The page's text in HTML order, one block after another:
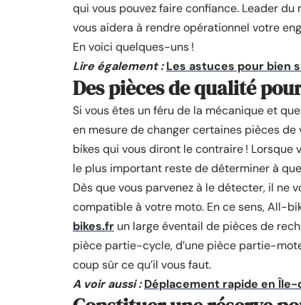
qui vous pouvez faire confiance. Leader
vous aidera à rendre opérationnel votre
En voici quelques-uns !
Lire également : Les astuces pour bien
Des pièces de qualité
Si vous êtes un féru de la mécanique et
en mesure de changer certaines pièces
bikes qui vous diront le contraire ! Lorsque
le plus important reste de déterminer à
Dès que vous parvenez à le détecter, il ne
compatible à votre moto. En ce sens, All-
bikes.fr un large éventail de pièces de
pièce partie-cycle, d’une pièce partie-
coup sûr ce qu’il vous faut.
A voir aussi : Déplacement rapide en